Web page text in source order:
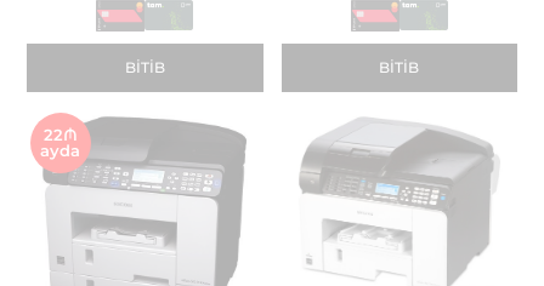
BITIB BITIB
22₼
ayda